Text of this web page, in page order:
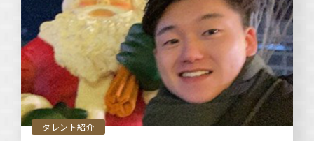
タレント紹介